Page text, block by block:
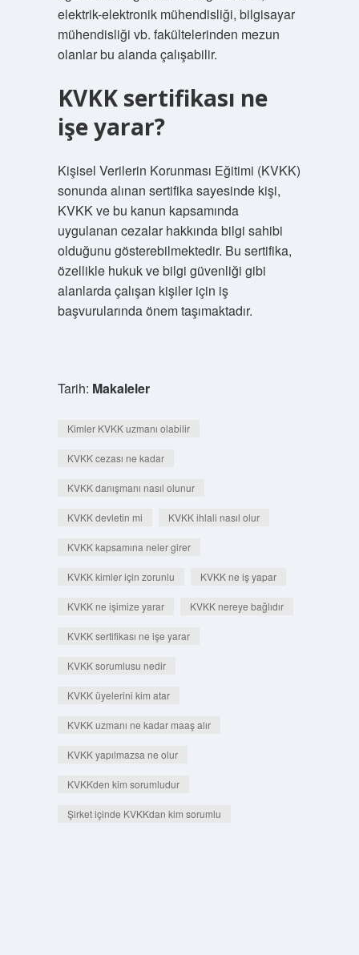
elektrik-elektronik mühendisliği, bilgisayar
mühendisliği vb. fakültelerinden mezun
olanlar bu alanda çalışabilir.
KVKK sertifikası ne
işe yarar?
Kişisel Verilerin Korunması Eğitimi (KVKK)
sonunda alınan sertifika sayesinde kişi,
KVKK ve bu kanun kapsamında
uygulanan cezalar hakkında bilgi sahibi
olduğunu gösterebilmektedir. Bu sertifika,
özellikle hukuk ve bilgi güvenliği gibi
alanlarda çalışan kişiler için iş
başvurularında önem taşımaktadır.
Tarih: Makaleler
Kimler KVKK uzmanı olabilir
KVKK cezası ne kadar
KVKK danışmanı nasıl olunur
KVKK devletin mi KVKK ihlali nasıl olur
KVKK kapsamına neler girer
KVKK kimler için zorunlu KVKK ne iş yapar
KVKK ne işimize yarar KVKK nereye bağlıdır
KVKK sertifikası ne işe yarar
KVKK sorumlusu nedir
KVKK üyelerini kim atar
KVKK uzmanı ne kadar maaş alır
KVKK yapılmazsa ne olur
KVKKden kim sorumludur
Şirket içinde KVKKdan kim sorumlu